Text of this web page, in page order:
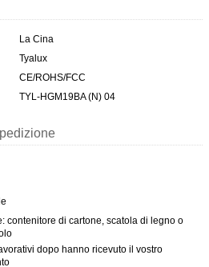
La Cina
Tyalux
CE/ROHS/FCC
TYL-HGM19BA (N) 04
contenitore di cartone, scatola di legno o
dopo hanno ricevuto il vostro